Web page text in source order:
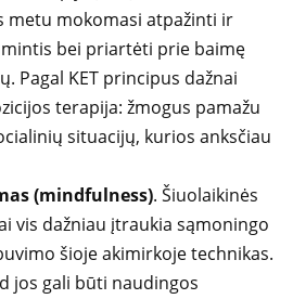
metu mokomasi atpažinti ir
bei priartėti prie baimę
Pagal KET principus dažnai
terapija: žmogus pamažu
situacijų, kurios anksčiau
(mindfulness). Šiuolaikinės
vis dažniau įtraukia sąmoningo
šioje akimirkoje technikas.
jos gali būti naudingos